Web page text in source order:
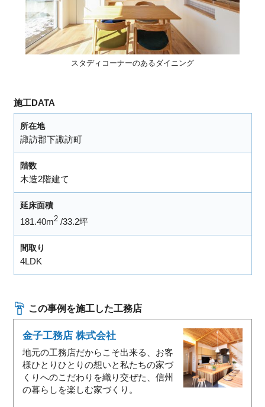
スタディコーナーのあるダイニング
施工DATA
所在地
諏訪郡下諏訪町
階数
木造2階建て
延床面積
181.40m2 33.2坪
間取り
4LDK
この事例を施工した工務店
金子工務店 株式会社
地元の工務店だからこそ出来る、お客
様ひとりひとりの想いと私たちの家づ
くりへのこだわりを織り交ぜた、信州
の暮らしを楽しむ家づくり。